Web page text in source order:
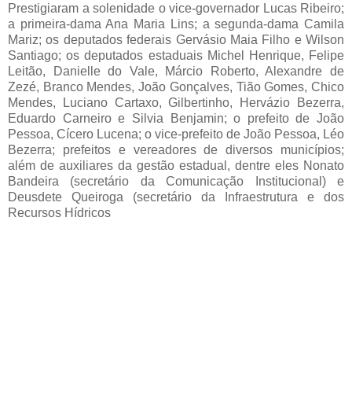
Prestigiaram a solenidade o vice-governador Lucas Ribeiro;
a primeira-dama Ana Maria Lins; a segunda-dama Camila
Mariz; os deputados federais Gervásio Maia Filho e Wilson
Santiago; os deputados estaduais Michel Henrique, Felipe
Leitão, Danielle do Vale, Márcio Roberto, Alexandre de
Zezé, Branco Mendes, João Gonçalves, Tião Gomes, Chico
Mendes, Luciano Cartaxo, Gilbertinho, Hervázio Bezerra,
Eduardo Carneiro e Silvia Benjamin; o prefeito de João
Pessoa, Cícero Lucena; o vice-prefeito de João Pessoa, Léo
Bezerra; prefeitos e vereadores de diversos municípios;
além de auxiliares da gestão estadual, dentre eles Nonato
Bandeira (secretário da Comunicação Institucional) e
Deusdete Queiroga (secretário da Infraestrutura e dos
Recursos Hídricos